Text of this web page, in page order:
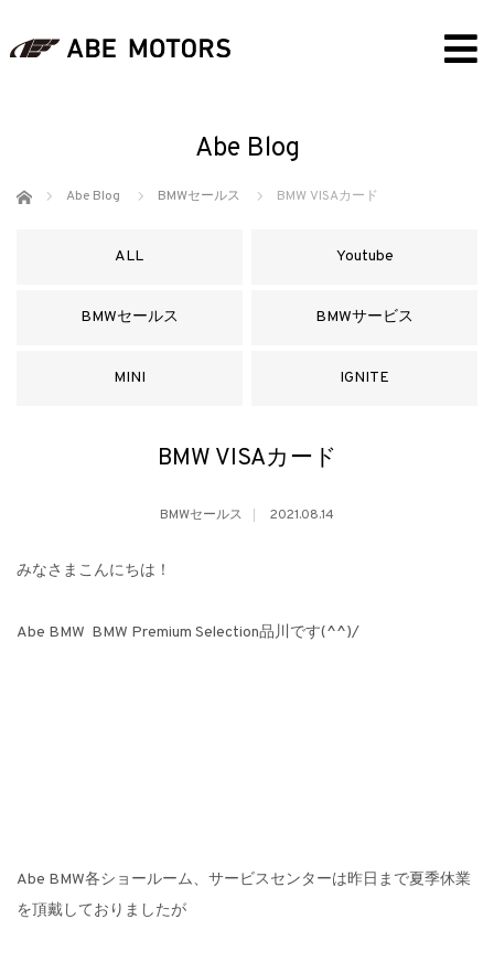
Abe Blog
ホーム Abe Blog BMWセールス BMW VISAカード
ALL Youtube
BMWセールス BMWサービス
MINI IGNITE
BMW VISAカード
BMWセールス 2021.08.14
みなさまこんにちは！
Abe BMW BMW Premium Selection品川です(^^)/
Abe BMW各ショールーム、サービスセンターは昨日まで夏季休業
を頂戴しておりましたが